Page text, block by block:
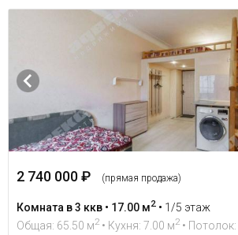
2 740 000 ₽ (прямая продажа)
Комната в 3 ккв • 17.00 м2 • 1/5 этаж
Общая: 65.50 м2 • Кухня: 7.00 м2 •